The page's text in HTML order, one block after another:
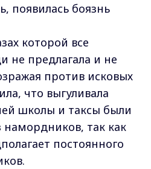
появилась боязнь
которой все
не предлагала и не
против исковых
что выгуливала
школы и таксы были
намордников, так как
постоянного